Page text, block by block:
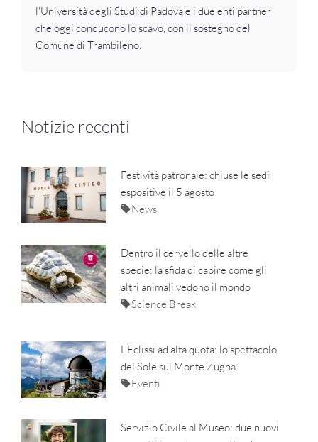
l'Università degli Studi di Padova e i due enti partner
che oggi conducono lo scavo, con il sostegno del
Comune di Trambileno.
Notizie recenti
Festività patronale: chiuse le sedi
espositive il 5 agosto
News
Dentro il cervello delle altre
specie: la sfida di capire come gli
altri animali vedono il mondo
Science Break
L'Eclissi ad alta quota: lo spettacolo
del Sole sul Monte Zugna
Eventi
Servizio Civile al Museo: due nuovi